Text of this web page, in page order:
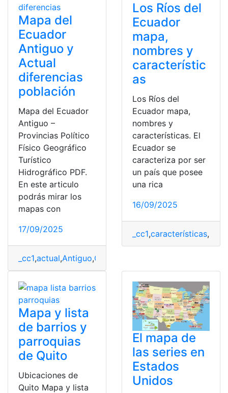
Mapa del
Ecuador
Antiguo y
Actual
diferencias
población
Mapa del Ecuador
Antiguo –
Provincias Político
Físico Geográfico
Turístico
Hidrográfico PDF.
En este articulo
podrás mirar los
mapas con
17/09/2025
_cc1,actual,Antiguo,Consultas
Los Ríos del
Ecuador
mapa,
nombres y
característic
as
Los Ríos del
Ecuador mapa,
nombres y
características. El
Ecuador se
caracteriza por ser
un país que posee
una rica
16/09/2025
_cc1,características,
Mapa y lista
de barrios y
parroquias
de Quito
Ubicaciones de
Quito Mapa y lista
El mapa de
las series en
Estados
Unidos